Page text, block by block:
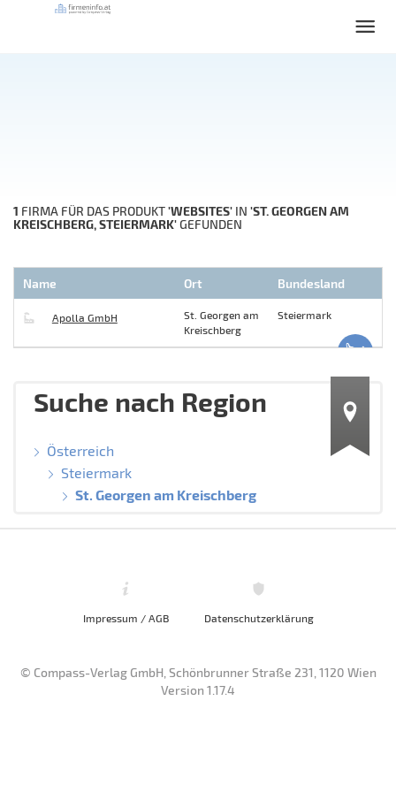
1 FIRMA FÜR DAS PRODUKT'WEBSITES' IN 'ST. GEORGEN AM
KREISCHBERG, STEIERMARK'GEFUNDEN
Name Ort Bundesland
Apolla GmbH
St. Georgen am
Kreischberg
Steiermark
Suche nach Region
Österreich
Steiermark
St. Georgen am Kreischberg
Impressum / AGB Datenschutzerklärung
© Compass-Verlag GmbH, Schönbrunner Straße 231, 1120 Wien
Version 1.17.4